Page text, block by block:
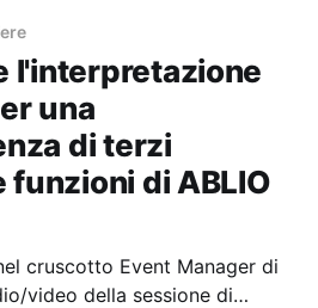
l'interpretazione
una
di terzi
di ABLIO
cruscotto Event Manager di
video della sessione di